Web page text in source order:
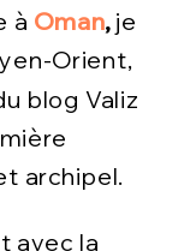
à Oman,je
Orient,
blog Valiz
archipel.
avec la